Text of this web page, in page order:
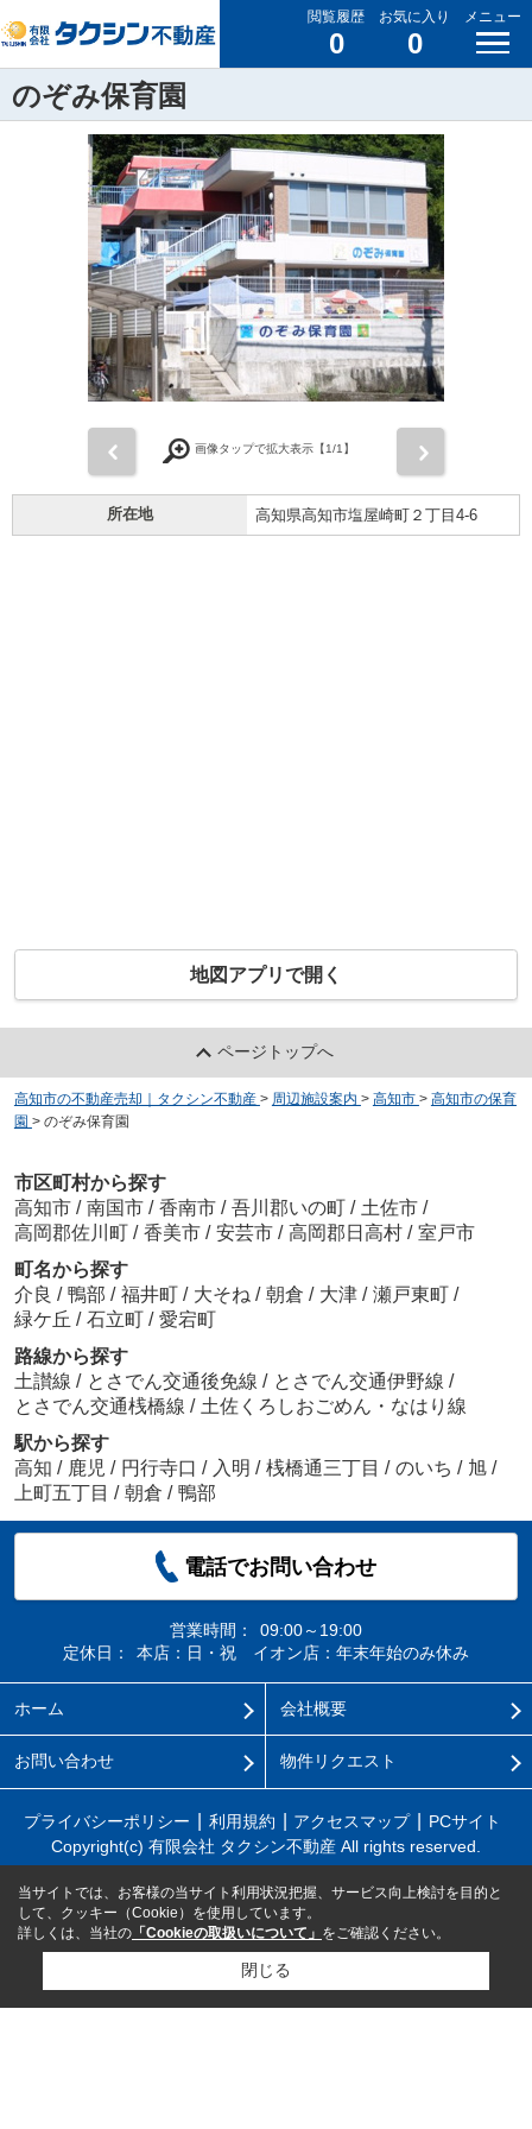
閲覧履歴
0
お気に入り
0
メニュー
のぞみ保育園
画像タップで拡大表示【1/1】
所在地 高知県高知市塩屋崎町２丁目4-6
地図アプリで開く
ページトップへ
高知市の不動産売却｜タクシン不動産 > 周辺施設案内 > 高知市 > 高知市の保育
園 > のぞみ保育園
市区町村から探す
高知市 / 南国市 / 香南市 / 吾川郡いの町 / 土佐市 /
高岡郡佐川町 / 香美市 / 安芸市 / 高岡郡日高村 / 室戸市
町名から探す
介良 / 鴨部 / 福井町 / 大そね / 朝倉 / 大津 / 瀬戸東町 /
緑ケ丘 / 石立町 / 愛宕町
路線から探す
土讃線 / とさでん交通後免線 / とさでん交通伊野線 /
とさでん交通桟橋線 / 土佐くろしおごめん・なはり線
駅から探す
高知 / 鹿児 / 円行寺口 / 入明 / 桟橋通三丁目 / のいち / 旭 /
上町五丁目 / 朝倉 / 鴨部
電話でお問い合わせ
営業時間：
09:00～19:00
定休日：
本店：日・祝 イオン店：年末年始のみ休み
ホーム 会社概要
お問い合わせ 物件リクエスト
プライバシーポリシー 利用規約 アクセスマップ
PCサイト
Copyright(c) 有限会社 タクシン不動産 All rights reserved.
当サイトでは、お客様の当サイト利用状況把握、サービス向上検討を目的と
して、クッキー（Cookie）を使用しています。
詳しくは、当社の 「Cookieの取扱いについて」 をご確認ください。
閉じる